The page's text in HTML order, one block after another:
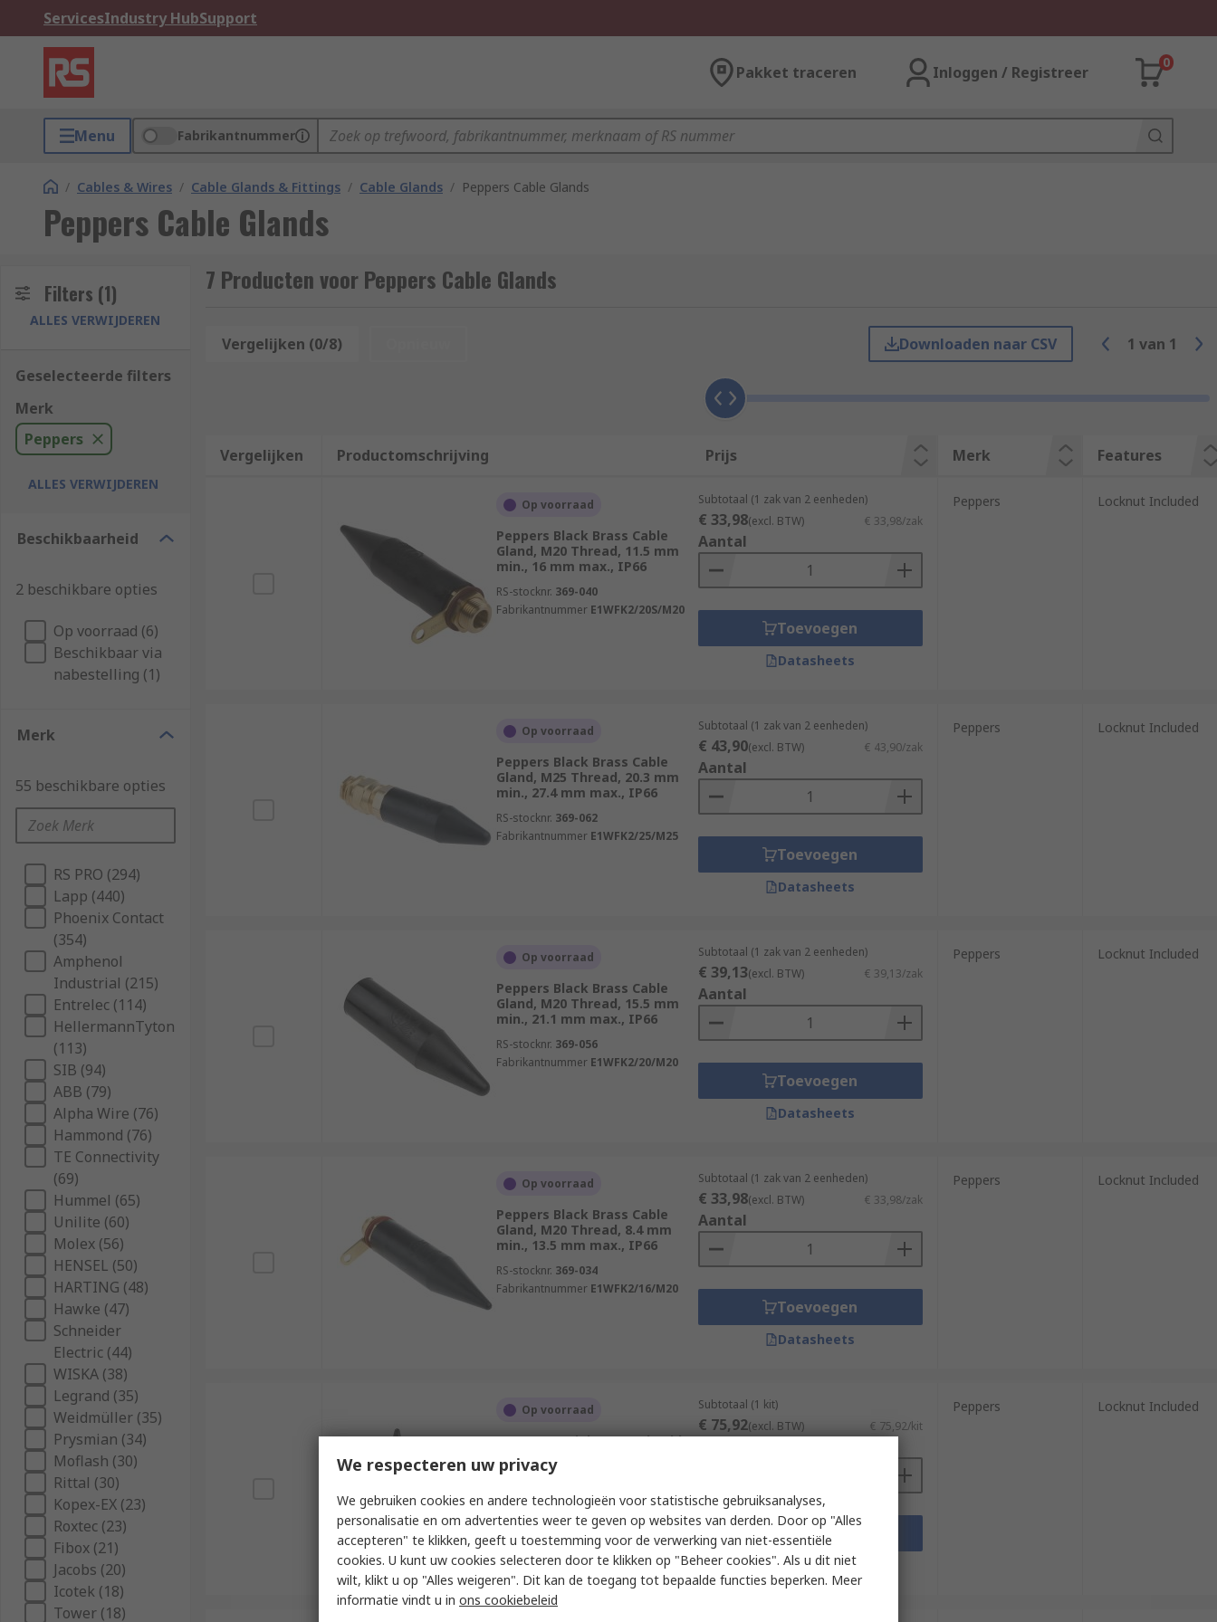
ServicesIndustry HubSupport
Pakket traceren Inloggen / Registreer
0
Menu Fabrikantnummer
/ Cables & Wires / Cable Glands & Fittings / Cable Glands / Peppers Cable Glands
Peppers Cable Glands
Filters (1)
ALLES VERWIJDEREN
Geselecteerde filters
Merk
Peppers
ALLES VERWIJDEREN
Beschikbaarheid
2 beschikbare opties
Op voorraad (6)
Beschikbaar via
nabestelling (1)
Merk
55 beschikbare opties
RS PRO (294)
Lapp (440)
Phoenix Contact
(354)
Amphenol
Industrial (215)
Entrelec (114)
HellermannTyton
(113)
SIB (94)
ABB (79)
Alpha Wire (76)
Hammond (76)
TE Connectivity
(69)
Hummel (65)
Unilite (60)
Molex (56)
HENSEL (50)
HARTING (48)
Hawke (47)
Schneider
Electric (44)
WISKA (38)
Legrand (35)
Weidmüller (35)
Prysmian (34)
Moflash (30)
Rittal (30)
Kopex-EX (23)
Roxtec (23)
Fibox (21)
Jacobs (20)
Icotek (18)
Tower (18)
7 Producten voor Peppers Cable Glands
Vergelijken (0/8) Downloaden naar CSV 1 van 1
Vergelijken Productomschrijving Prijs Merk Features
Op voorraad
Peppers Black Brass Cable
Gland, M20 Thread, 11.5 mm
min., 16 mm max., IP66
RS-stocknr. 369-040
Fabrikantnummer E1WFK2/20S/M20
Subtotaal (1 zak van 2 eenheden)
€ 33,98(excl. BTW) € 33,98/zak
Aantal
Toevoegen
Datasheets
Peppers Locknut Included
Op voorraad
Peppers Black Brass Cable
Gland, M25 Thread, 20.3 mm
min., 27.4 mm max., IP66
RS-stocknr. 369-062
Fabrikantnummer E1WFK2/25/M25
Subtotaal (1 zak van 2 eenheden)
€ 43,90(excl. BTW) € 43,90/zak
Aantal
Toevoegen
Datasheets
Peppers Locknut Included
Op voorraad
Peppers Black Brass Cable
Gland, M20 Thread, 15.5 mm
min., 21.1 mm max., IP66
RS-stocknr. 369-056
Fabrikantnummer E1WFK2/20/M20
Subtotaal (1 zak van 2 eenheden)
€ 39,13(excl. BTW) € 39,13/zak
Aantal
Toevoegen
Datasheets
Peppers Locknut Included
Op voorraad
Peppers Black Brass Cable
Gland, M20 Thread, 8.4 mm
min., 13.5 mm max., IP66
RS-stocknr. 369-034
Fabrikantnummer E1WFK2/16/M20
Subtotaal (1 zak van 2 eenheden)
€ 33,98(excl. BTW) € 33,98/zak
Aantal
Toevoegen
Datasheets
Peppers Locknut Included
Op voorraad
Peppers Stainless Steel Cable
Gland Kit, M20 Thread, 4 mm
min., 8.4 mm max., IP68, IP66
RS-stocknr.458-4221
Fabrikantnummer A2LSFK1/16/M20
Subtotaal (1 kit)
€ 75,92(excl. BTW) € 75,92/kit
Toevoegen
Datasheets
Peppers Locknut Included
We respecteren uw privacy
We gebruiken cookies en andere technologieën voor statistische gebruiksanalyses,
personalisatie en om advertenties weer te geven op websites van derden. Door op "Alles
accepteren" te klikken, geeft u toestemming voor de verwerking van niet-essentiële
cookies. U kunt uw cookies selecteren door te klikken op "Beheer cookies". Als u dit niet
wilt, klikt u op "Alles weigeren". Dit kan de toegang tot bepaalde functies beperken. Meer
informatie vindt u in ons cookiebeleid